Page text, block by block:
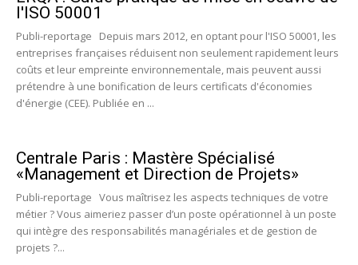
l'ISO 50001
Publi-reportage Depuis mars 2012, en optant pour l'ISO 50001, les
entreprises françaises réduisent non seulement rapidement leurs
coûts et leur empreinte environnementale, mais peuvent aussi
prétendre à une bonification de leurs certificats d'économies
d'énergie (CEE). Publiée en ...
Centrale Paris : Mastère Spécialisé
«Management et Direction de Projets»
Publi-reportage Vous maîtrisez les aspects techniques de votre
métier ? Vous aimeriez passer d’un poste opérationnel à un poste
qui intègre des responsabilités managériales et de gestion de
projets ?...